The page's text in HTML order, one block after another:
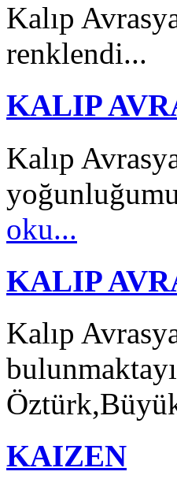
Kalıp
KALIP
Kalıp
oku...
KALIP
Kalıp
KAIZEN